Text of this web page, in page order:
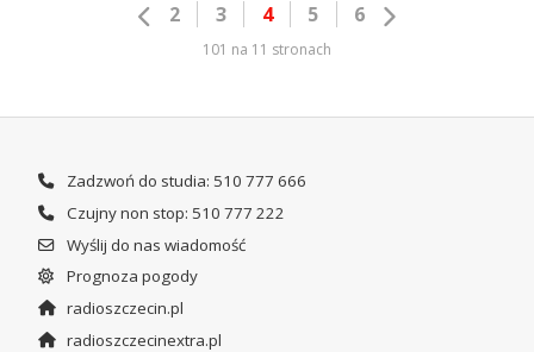
2 3 4 5 6
101 na 11 stronach
Zadzwoń do studia: 510 777 666
Czujny non stop: 510 777 222
Wyślij do nas wiadomość
Prognoza pogody
radioszczecin.pl
radioszczecinextra.pl